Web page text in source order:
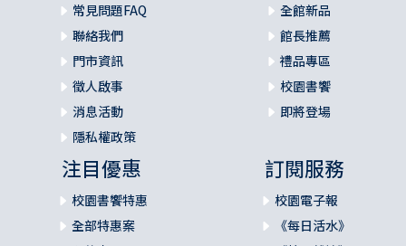
7.延伸討論：近年來研究雅歌的進路與方法 410
雅歌導論問題與討論 416
第十章 雅歌內容主題介紹 417
1.雅歌1:1–2:7兩情相悅與頌歌 418
2.雅歌2:8–3:5尋覓與發現 423
3.雅歌3:6–5:1庭園與親密關係 428
4.雅歌5:2–6:3再次追尋愛人：尋獲與尋不著 435
5.雅歌6:4–8:14真愛勝過死亡 441
雅歌問題與討論 448
常見問題FAQ
聯絡我們
門市資訊
徵人啟事
消息活動
隱私權政策
全館新品
館長推薦
禮品專區
校園書饗
即將登場
注目優惠
校園書饗特惠
全部特惠案
訂閱服務
校園電子報
《每日活水》